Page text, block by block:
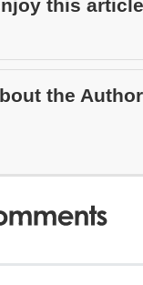
this
the